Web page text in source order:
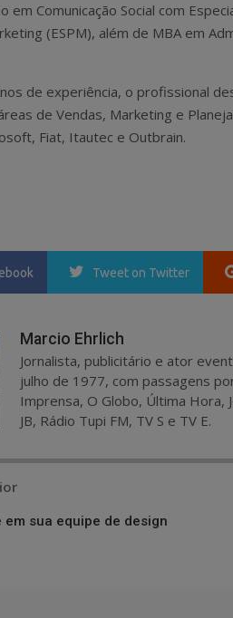
em Comunicação Social com
(ESPM), além de MBA em
de experiência, o profissional
de Vendas, Marketing e
Fiat, Itautec e Outbrain.
Tweet on Twitter
Marcio Ehrlich
Jornalista, publicitário e ator
julho de 1977, com passagens
Imprensa, O Globo, Última Hora,
JB, Rádio Tupi FM, TV S e TV E.
em sua equipe de design